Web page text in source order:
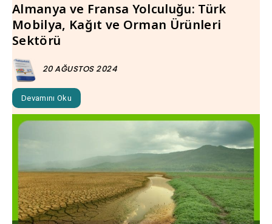
Almanya ve Fransa Yolculuğu: Türk
Mobilya, Kağıt ve Orman Ürünleri
Sektörü
20 AĞUSTOS 2024
Devamını Oku